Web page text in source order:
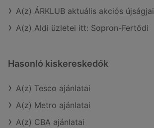
A(z) ÁRKLUB aktuális akciós újságjai
A(z) Aldi üzletei itt: Sopron-Fertődi
Hasonló kiskereskedők
A(z) Tesco ajánlatai
A(z) Metro ajánlatai
A(z) CBA ajánlatai